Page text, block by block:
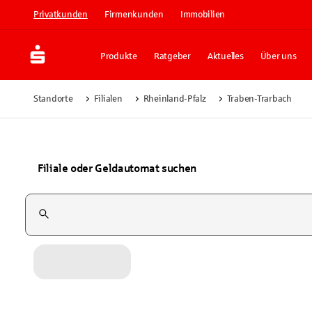
Privatkunden Firmenkunden Immobilien
Produkte Ratgeber Aktuelles Über uns
Standorte Filialen Rheinland-Pfalz Traben-Trarbach
Filiale oder Geldautomat suchen
Suchfeld